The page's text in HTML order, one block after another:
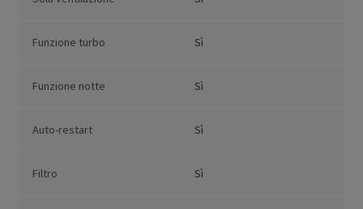
Funzione turbo Sì
Funzione notte Sì
Auto-restart Sì
Filtro Sì